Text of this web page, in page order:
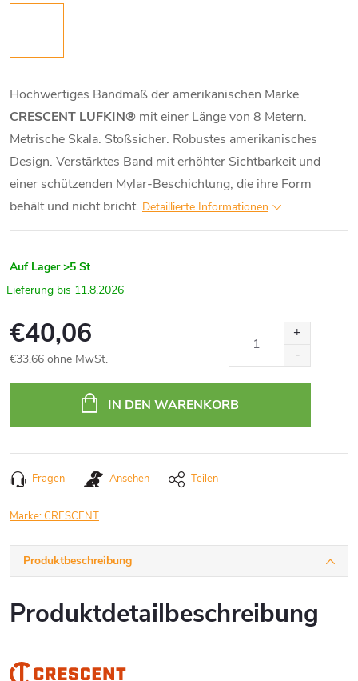
Hochwertiges Bandmaß der amerikanischen Marke
CRESCENT LUFKIN® mit einer Länge von 8 Metern.
Metrische Skala. Stoßsicher. Robustes amerikanisches
Design. Verstärktes Band mit erhöhter Sichtbarkeit und
einer schützenden Mylar-Beschichtung, die ihre Form
behält und nicht bricht. Detaillierte Informationen
Auf Lager >5 St
11.8.2026
€40,06
€33,66 ohne MwSt.
IN DEN WARENKORB
Fragen Ansehen Teilen
Marke:CRESCENT
Produktbeschreibung
Produktdetailbeschreibung